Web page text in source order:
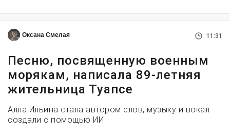
Оксана Смелая 11:31
Песню, посвященную военным
морякам, написала 89-летняя
жительница Туапсе
Алла Ильина стала автором слов, музыку и вокал
создали с помощью ИИ